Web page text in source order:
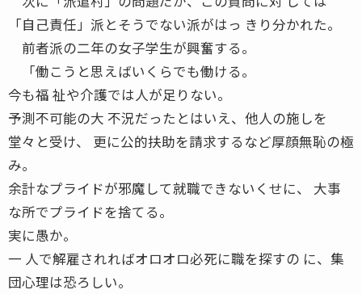
「自己責任」派とそうでない派がはっ きり分かれた。
前者派の二年の女子学生が興奮する。
「働こうと思えばいくらでも働ける。
今も福 祉や介護では人が足りない。
予測不可能の大 不況だったとはいえ、他人の施しを
堂々と受け、 更に公的扶助を請求するなど厚顔無恥の極
み。
余計なプライドが邪魔して就職できないくせに、 大事
な所でプライドを捨てる。
実に愚か。
一 人で解雇されればオロオロ必死に職を探すの に、集
団心理は恐ろしい。